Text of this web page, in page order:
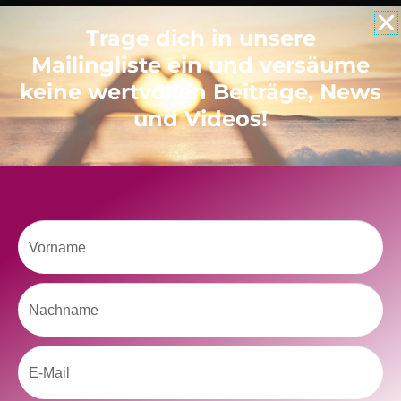
Like uns auf Facebook
akzeptieren und diesen Inhalt zu aktivieren
Trage dich in unsere
Mailingliste ein und versäume
keine wertvollen Beiträge, News
und Videos!
Vorname
Nachname
Email